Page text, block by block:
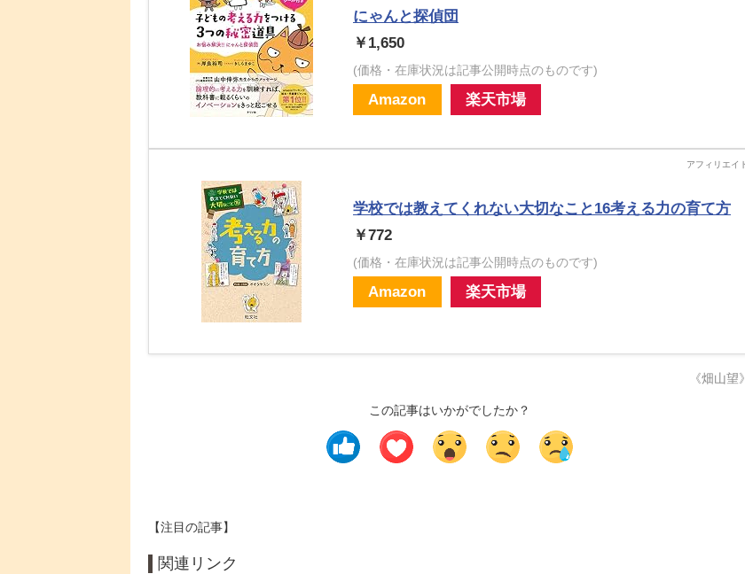
にゃんと探偵団
￥1,650
(価格・在庫状況は記事公開時点のものです)
Amazon 楽天市場
学校では教えてくれない大切なこと16考える力の育て方
￥772
(価格・在庫状況は記事公開時点のものです)
Amazon 楽天市場
《畑山望》
この記事はいかがでしたか？
【注目の記事】
関連リンク